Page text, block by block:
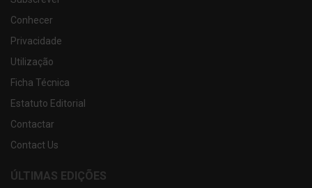
Conhecer
Privacidade
Utilização
Ficha Técnica
Estatuto Editorial
Contactar
Contact Us
ÚLTIMAS EDIÇÕES